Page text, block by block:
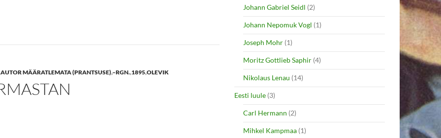
AUTOR MÄÄRATLEMATA (PRANTSUSE),–RGN.,1895,OLEVIK
Johann Gabriel Seidl (2)
Johann Nepomuk Vogl (1)
Joseph Mohr (1)
Moritz Gottlieb Saphir (4)
Nikolaus Lenau (14)
Eesti luule (3)
Carl Hermann (2)
Mihkel Kampmaa (1)